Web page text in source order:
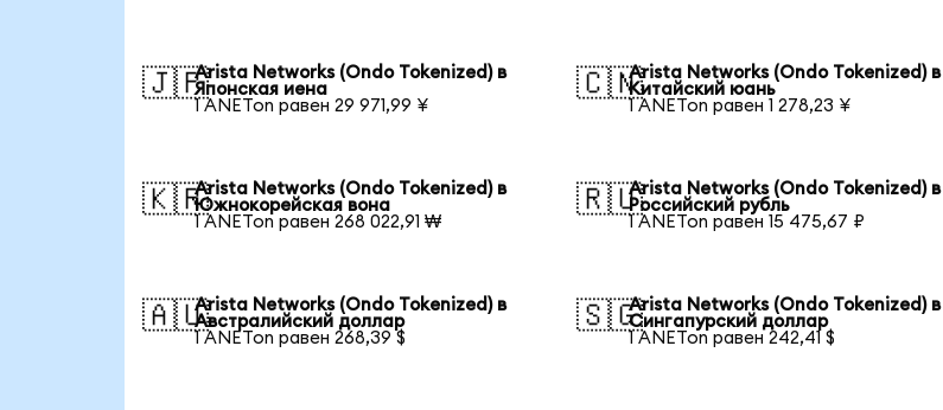
🇯🇵Arista Networks (Ondo Tokenized) в
Японская иена
1 ANETon равен 29 971,99 ¥
🇨🇳Arista Networks (Ondo Tokenized) в
Китайский юань
1 ANETon равен 1 278,23 ¥
🇰🇷Arista Networks (Ondo Tokenized) в
Южнокорейская вона
1 ANETon равен 268 022,91 ₩
🇷🇺Arista Networks (Ondo Tokenized) в
Российский рубль
1 ANETon равен 15 475,67 ₽
🇦🇺Arista Networks (Ondo Tokenized) в
Австралийский доллар
1 ANETon равен 268,39 $
🇸🇬Arista Networks (Ondo Tokenized) в
Сингапурский доллар
1 ANETon равен 242,41 $